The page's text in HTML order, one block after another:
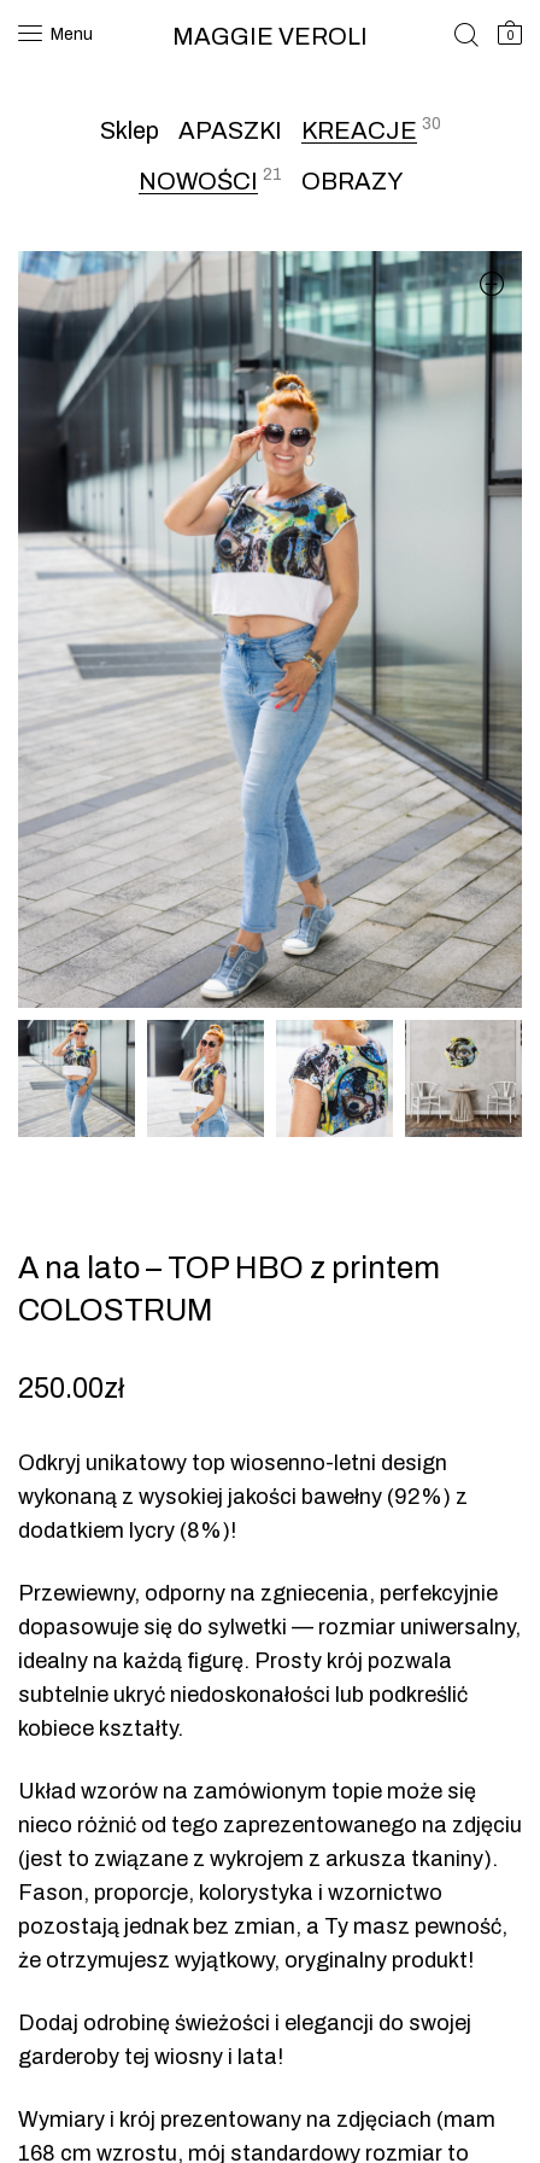
Menu MAGGIE VEROLI 0
Sklep APASZKI KREACJE 30
NOWOŚCI 21 OBRAZY
A na lato – TOP HBO z printem
COLOSTRUM
250.00zł
Odkryj unikatowy top wiosenno-letni design
wykonaną z wysokiej jakości bawełny (92%) z
dodatkiem lycry (8%)!
Przewiewny, odporny na zgniecenia, perfekcyjnie
dopasowuje się do sylwetki — rozmiar uniwersalny,
idealny na każdą figurę. Prosty krój pozwala
subtelnie ukryć niedoskonałości lub podkreślić
kobiece kształty.
Układ wzorów na zamówionym topie może się
nieco różnić od tego zaprezentowanego na zdjęciu
(jest to związane z wykrojem z arkusza tkaniny).
Fason, proporcje, kolorystyka i wzornictwo
pozostają jednak bez zmian, a Ty masz pewność,
że otrzymujesz wyjątkowy, oryginalny produkt!
Dodaj odrobinę świeżości i elegancji do swojej
garderoby tej wiosny i lata!
Wymiary i krój prezentowany na zdjęciach (mam
168 cm wzrostu, mój standardowy rozmiar to